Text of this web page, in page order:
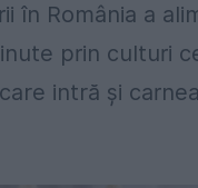
în România a
prin culturi
intră și